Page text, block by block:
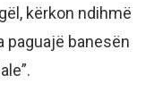
kërkon ndihmë
paguajë banesën